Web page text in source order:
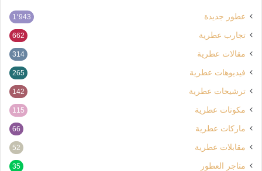
عطور جديدة 1٬943
تجارب عطرية 662
مقالات عطرية 314
فيديوهات عطرية 265
ترشيحات عطرية 142
مكونات عطرية 115
ماركات عطرية 66
مقابلات عطرية 52
متاجر العطور 35